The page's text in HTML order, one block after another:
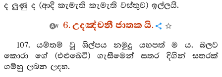
ද ලුණු ද (ආදි කැමැති කැමැති වස්තුව) ඉල්ලයි.
6. උදඤ්චනී ජාතක යි.
107. යම්තම් වූ ශිල්පය නමුදු යහපත් ම ය. බලව
කොරා ගේ (එළුබෙටි) ගැසීමෙන් සතර දිගින් සතරක්
ගම්හු ලබන ලදහ.